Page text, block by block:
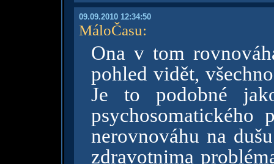
09.09.2010 12:34:50
MáloČasu:
Ona v tom
pohled vidět,
Je to podobné
psychosomatického
nerovnováhu na
zdravotnima